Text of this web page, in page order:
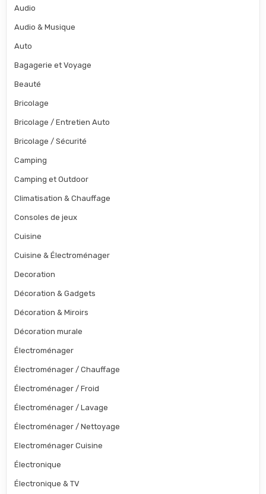
Audio
Audio & Musique
Auto
Bagagerie et Voyage
Beauté
Bricolage
Bricolage / Entretien Auto
Bricolage / Sécurité
Camping
Camping et Outdoor
Climatisation & Chauffage
Consoles de jeux
Cuisine
Cuisine & Électroménager
Decoration
Décoration & Gadgets
Décoration & Miroirs
Décoration murale
Électroménager
Électroménager / Chauffage
Électroménager / Froid
Électroménager / Lavage
Électroménager / Nettoyage
Electroménager Cuisine
Électronique
Électronique & TV